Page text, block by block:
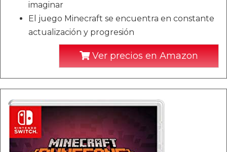
imaginar
El juego Minecraft se encuentra en constante
actualización y progresión
Ver precios en Amazon